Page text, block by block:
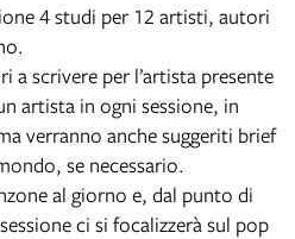
4 studi per 12 artisti, autori
a scrivere per l’artista presente
artista in ogni sessione, in
verranno anche suggeriti brief
se necessario.
al giorno e, dal punto di
ci si focalizzerà sul pop